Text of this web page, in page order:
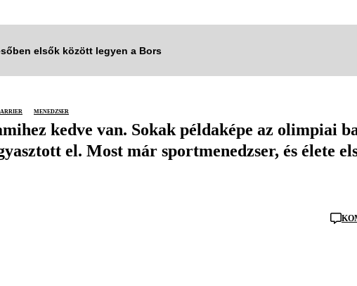
elsők között legyen a Bors
menedzser
kedve van. Sokak példaképe az olimpiai
el. Most már sportmenedzser, és élete